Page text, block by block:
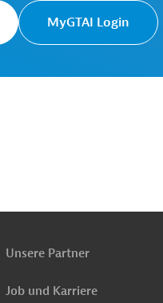
MyGTAI Login
oben
Unsere Partner
Job und Karriere